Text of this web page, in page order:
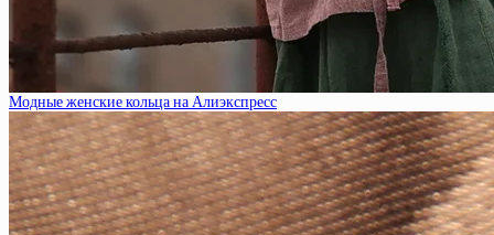
Модные женские кольца на Алиэкспресс